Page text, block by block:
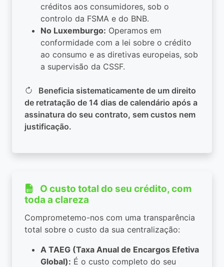
créditos aos consumidores, sob o
controlo da FSMA e do BNB.
No Luxemburgo: Operamos em
conformidade com a lei sobre o crédito
ao consumo e as diretivas europeias, sob
a supervisão da CSSF.
Beneficia sistematicamente de um direito
de retratação de 14 dias de calendário após a
assinatura do seu contrato, sem custos nem
justificação.
O custo total do seu crédito, com
toda a clareza
Comprometemo-nos com uma transparência
total sobre o custo da sua centralização:
A TAEG (Taxa Anual de Encargos Efetiva
Global): É o custo completo do seu